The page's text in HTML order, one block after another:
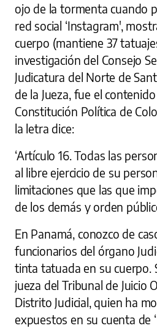
ojo de la tormenta cuando
red social ‘Instagram',
cuerpo (mantiene 37
investigación del Consejo
Judicatura del Norte de
de la Jueza, fue el
Constitución Política de
la letra dice:
‘Artículo 16. Todas las
al libre ejercicio de su
limitaciones que las que
de los demás y orden
En Panamá, conozco de
funcionarios del órgano
tinta tatuada en su cuerpo.
jueza del Tribunal de Juicio
Distrito Judicial, quien ha
expuestos en su cuenta de